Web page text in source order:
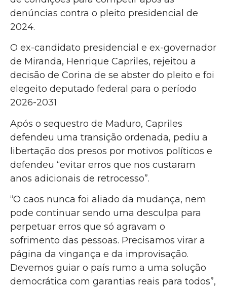
denúncias contra o pleito presidencial de
2024.
O ex-candidato presidencial e ex-governador
de Miranda, Henrique Capriles, rejeitou a
decisão de Corina de se abster do pleito e foi
elegeito deputado federal para o período
2026-2031
Após o sequestro de Maduro, Capriles
defendeu uma transição ordenada, pediu a
libertação dos presos por motivos políticos e
defendeu “evitar erros que nos custaram
anos adicionais de retrocesso”.
“O caos nunca foi aliado da mudança, nem
pode continuar sendo uma desculpa para
perpetuar erros que só agravam o
sofrimento das pessoas. Precisamos virar a
página da vingança e da improvisação.
Devemos guiar o país rumo a uma solução
democrática com garantias reais para todos”,